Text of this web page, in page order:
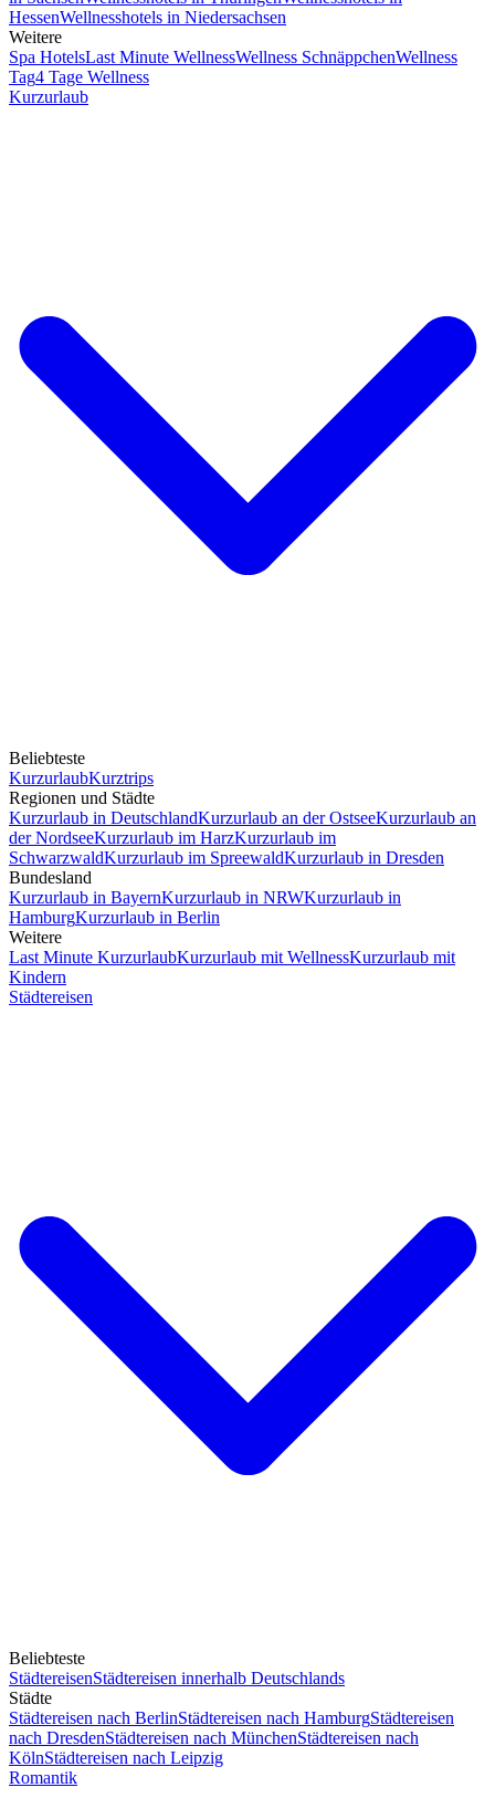
HessenWellnesshotels in Niedersachsen
Weitere
Spa HotelsLast Minute WellnessWellness SchnäppchenWellness
Tag4 Tage Wellness
Kurzurlaub
Beliebteste
KurzurlaubKurztrips
Regionen und Städte
Kurzurlaub in DeutschlandKurzurlaub an der OstseeKurzurlaub an
der NordseeKurzurlaub im HarzKurzurlaub im
SchwarzwaldKurzurlaub im SpreewaldKurzurlaub in Dresden
Bundesland
Kurzurlaub in BayernKurzurlaub in NRWKurzurlaub in
HamburgKurzurlaub in Berlin
Weitere
Last Minute KurzurlaubKurzurlaub mit WellnessKurzurlaub mit
Kindern
Städtereisen
Beliebteste
StädtereisenStädtereisen innerhalb Deutschlands
Städte
Städtereisen nach BerlinStädtereisen nach HamburgStädtereisen
nach DresdenStädtereisen nach MünchenStädtereisen nach
KölnStädtereisen nach Leipzig
Romantik